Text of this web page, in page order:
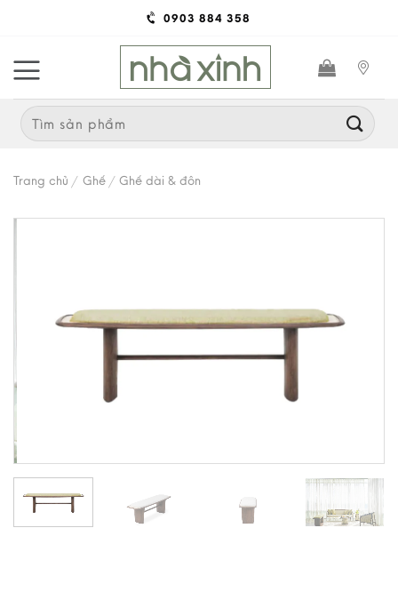
content
0903 884 358
Search
for:
Trang chủ / Ghế / Ghế dài & đôn